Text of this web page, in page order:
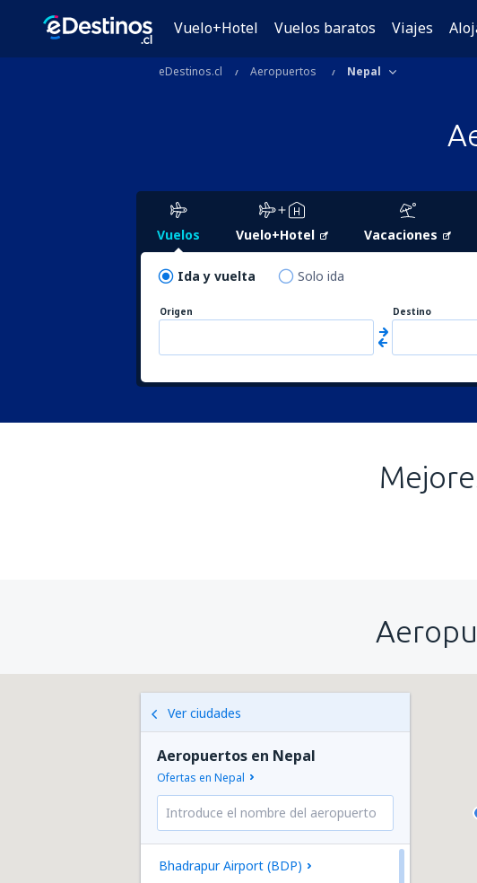
Vuelo+Hotel Vuelos baratos Viajes
eDestinos.cl Aeropuertos Nepal
Vuelos Vuelo+Hotel Vacaciones
Ida y vuelta Solo ida
Origen Destino
Ver ciudades
Aeropuertos en Nepal
Ofertas en Nepal
Bhadrapur Airport (BDP)